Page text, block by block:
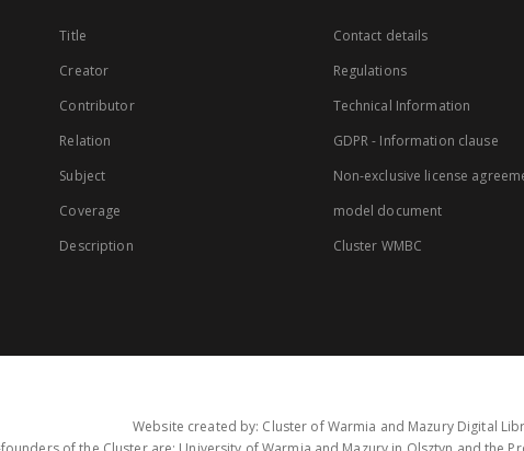
Title
Creator
Contributor
Relation
Subject
Coverage
Description
Contact details
Regulations
Technical Information
GDPR - Information clause
Non-exclusive license
model document
Cluster WMBC
Website created by: Cluster of Warmia and Mazury Digital